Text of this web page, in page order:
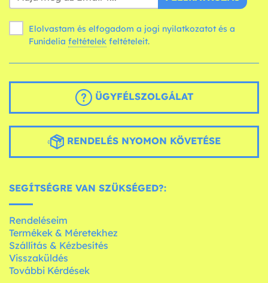
Elolvastam és elfogadom a jogi nyilatkozatot és a
Funidelia feltételek feltételeit.
ÜGYFÉLSZOLGÁLAT
RENDELÉS NYOMON KÖVETÉSE
SEGÍTSÉGRE VAN SZÜKSÉGED?:
Rendeléseim
Termékek & Méretekhez
Szállítás & Kézbesítés
Visszaküldés
További Kérdések